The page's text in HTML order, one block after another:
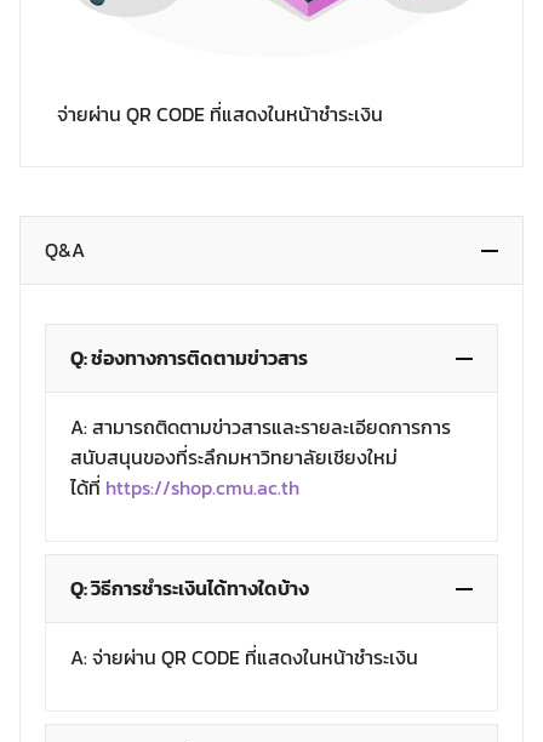
จ่ายผ่าน QR CODE ที่แสดงในหน้าชำระเงิน
Q&A
Q: ช่องทางการติดตามข่าวสาร
A: สามารถติดตามข่าวสารและรายละเอียดการการ
สนับสนุนของที่ระลึกมหาวิทยาลัยเชียงใหม่
ได้ที่ https://shop.cmu.ac.th
Q: วิธีการชำระเงินได้ทางใดบ้าง
A: จ่ายผ่าน QR CODE ที่แสดงในหน้าชำระเงิน